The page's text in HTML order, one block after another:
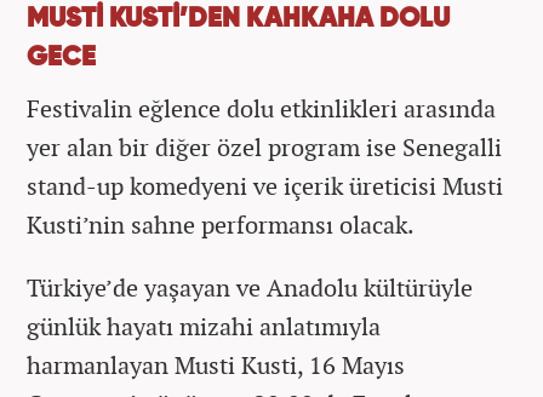
MUSTİ KUSTİ’DEN KAHKAHA DOLU
GECE
Festivalin eğlence dolu etkinlikleri arasında
yer alan bir diğer özel program ise Senegalli
stand-up komedyeni ve içerik üreticisi Musti
Kusti’nin sahne performansı olacak.
Türkiye’de yaşayan ve Anadolu kültürüyle
günlük hayatı mizahi anlatımıyla
harmanlayan Musti Kusti, 16 Mayıs